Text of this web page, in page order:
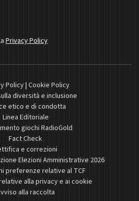
Privacy Policy
Policy| Cookie Policy
diversità e inclusione
etico e di condotta
Linea Editoriale
giochi RadioGold
Fact Check
e correzioni
Elezioni Amministrative 2026
preferenze relative al TCF
alla privacy e ai cookie
alla raccolta